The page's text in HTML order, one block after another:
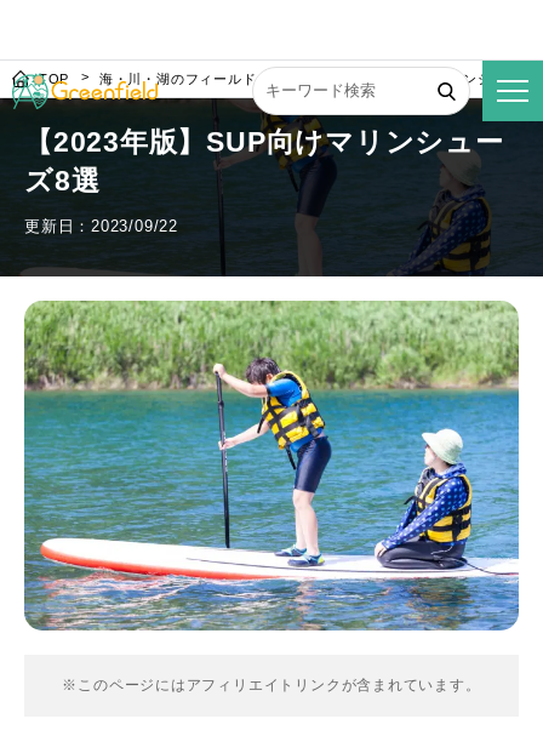
TOP 海・川・湖のフィールド 【2023年版】SUP向けマリンシューズ
【2023年版】SUP向けマリンシュー
ズ8選
更新日：2023/09/22
※このページにはアフィリエイトリンクが含まれています。